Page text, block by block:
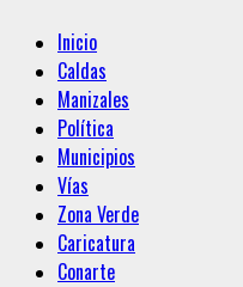
Menú
principal
Inicio
Caldas
Manizales
Política
Municipios
Vías
Zona Verde
Caricatura
Conarte